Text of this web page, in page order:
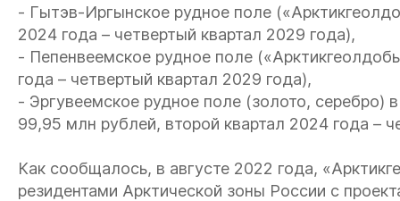
- Гытэв-Иргынское рудное поле
2024 года – четвертый квартал 2029 года),
- Пепенвеемское рудное поле
года – четвертый квартал 2029 года),
- Эргувеемское рудное поле (золото, серебро)
99,95 млн рублей, второй квартал 2024 года –
Как сообщалось, в августе 2022 года,
резидентами Арктической зоны России с